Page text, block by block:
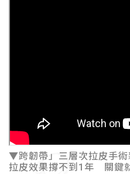
▼跨韌帶」三層次拉皮手
拉皮效果撐不到1年 關鍵